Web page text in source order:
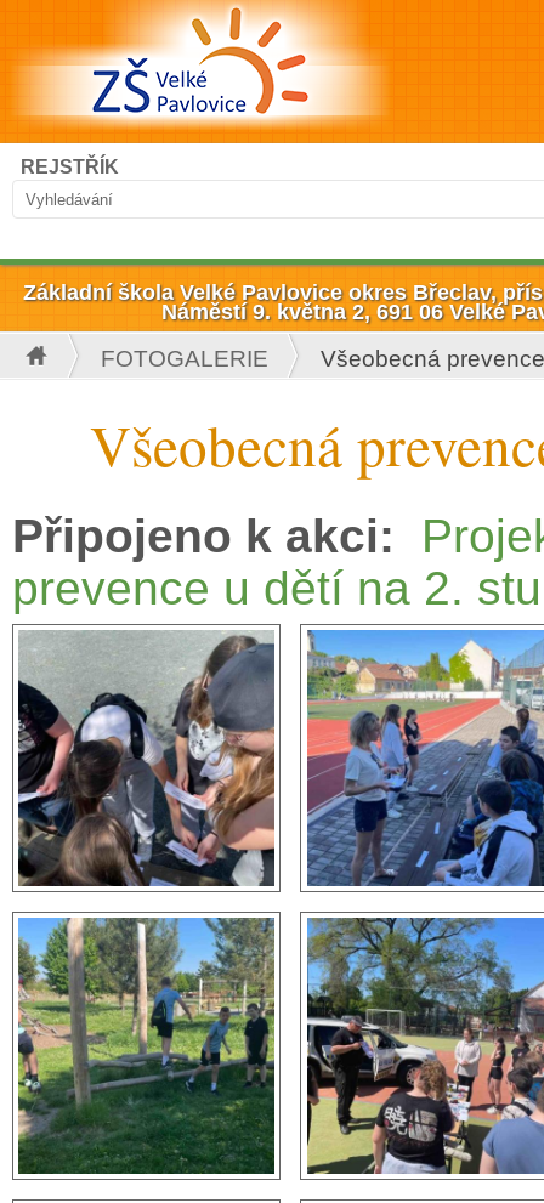
Přejít k hlavnímu obsahu
Vyhledávání
Hledat
REJSTŘÍK
Základní škola Velké Pavlovice okres Břeclav,
Náměstí 9. května 2, 691 06 Velké
Jste zde
FOTOGALERIE Všeobecná prevence
Všeobecná
Připojeno k akci:
prevence u dětí na 2.